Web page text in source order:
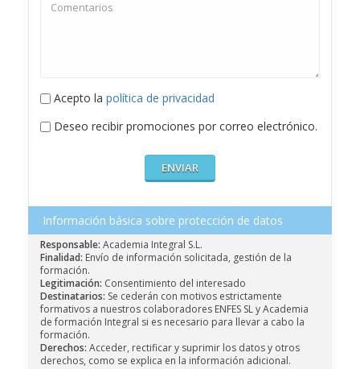
Acepto la política de privacidad
Deseo recibir promociones por correo electrónico.
Información básica sobre protección de datos
Responsable: Academia Integral S.L.
Finalidad: Envío de información solicitada, gestión de la
formación.
Legitimación: Consentimiento del interesado
Destinatarios: Se cederán con motivos estrictamente
formativos a nuestros colaboradores ENFES SL y Academia
de formación Integral si es necesario para llevar a cabo la
formación.
Derechos: Acceder, rectificar y suprimir los datos y otros
derechos, como se explica en la información adicional.